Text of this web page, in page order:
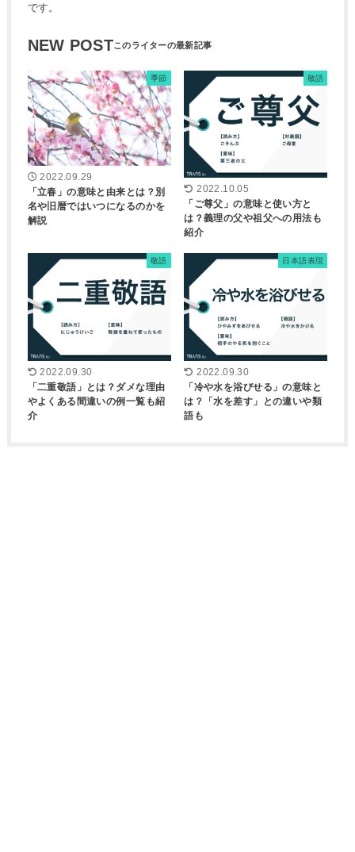
です。
NEW POST
季節
2022.09.29
「立春」の意味と由来とは？別
名や旧暦ではいつになるのかを
解説
敬語
2022.10.05
「ご尊父」の意味と使い方と
は？義理の父や祖父への用法も
紹介
敬語
2022.09.30
「二重敬語」とは？ダメな理由
やよくある間違いの例一覧も紹
介
日本語表現
2022.09.30
「冷や水を浴びせる」の意味と
は？「水を差す」との違いや類
語も